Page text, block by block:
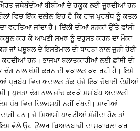
ਜਥੇਬੰਦੀਆਂ ਬੀਬੀਆਂ ਦੇ ਹਕੂਕ ਲਈ ਜੂਝਦੀਆਂ ਹਨ
ਵਿਚ ਇੱਕ ਦਲੀਲ ਇਹ ਹੈ ਕਿ ਰਾਜ ਪ੍ਰਬੰਧ ਨੂੰ ਕਤਲ
ਵਰਤਿਆ ਜਾਂਦਾ ਹੈ। ਦਿੱਲੀ ਦੀਆਂ ਸੜਕਾਂ ਉੱਤੇ ਫਾਂਸੀ
ਕਰ ਕੇ ਆਪਣੀ ਸਮਝ ਨੂੰ ਦਰੁਸਤ ਕਰਨ ਦਾ ਮੌਕਾ
ਜਾਂ ਪਸ਼ੂਬਲ ਦੇ ਇਸਤੇਮਾਲ ਦੀ ਧਾਰਨਾ ਨਾਲ ਜੁੜੀ ਹੋਈ
ਹਨ। ਭਾਜਪਾ ਬਲਾਤਕਾਰੀਆਂ ਲਈ ਫ਼ਾਂਸੀ ਦੀ
ਢੰਗ ਨਾਲ ਖੱਸੀ ਕਰਨ ਦੀ ਵਕਾਲਤ ਕਰ ਰਹੀ ਹੈ। ਇਸੇ
ਪ੍ਰਬੰਧ ਵਿਚ ਅਦਾਲਤ ਤੱਕ ਪੁੱਜੇ ਇੱਕ ਚੌਥਾਈ ਦੋਸ਼ੀਆਂ
ਪੁਖ਼ਤਾ ਢੰਗ ਨਾਲ ਜਾਂਚ ਕਰਕੇ ਸਮਾਂਬੱਧ ਅਦਾਲਤੀ
ਪੱਖ ਵਿਚ ਦਿਲਚਸਪੀ ਨਹੀਂ ਰੱਖਦੀ। ਸਾਰੀਆਂ
ਹਨ। ਜੇ ਸਿਆਸੀ ਪਾਰਟੀਆਂ ਸੰਜੀਦਾ ਹੋਣ ਤਾਂ
ਵੇਲੇ ਉਹ ਉਲਾਰ ਬਿਆਨਬਾਜ਼ੀ ਦਾ ਮੁਕਾਬਲਾ ਕਰ